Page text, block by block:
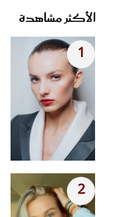
الأكثر مشاهدة
1
2